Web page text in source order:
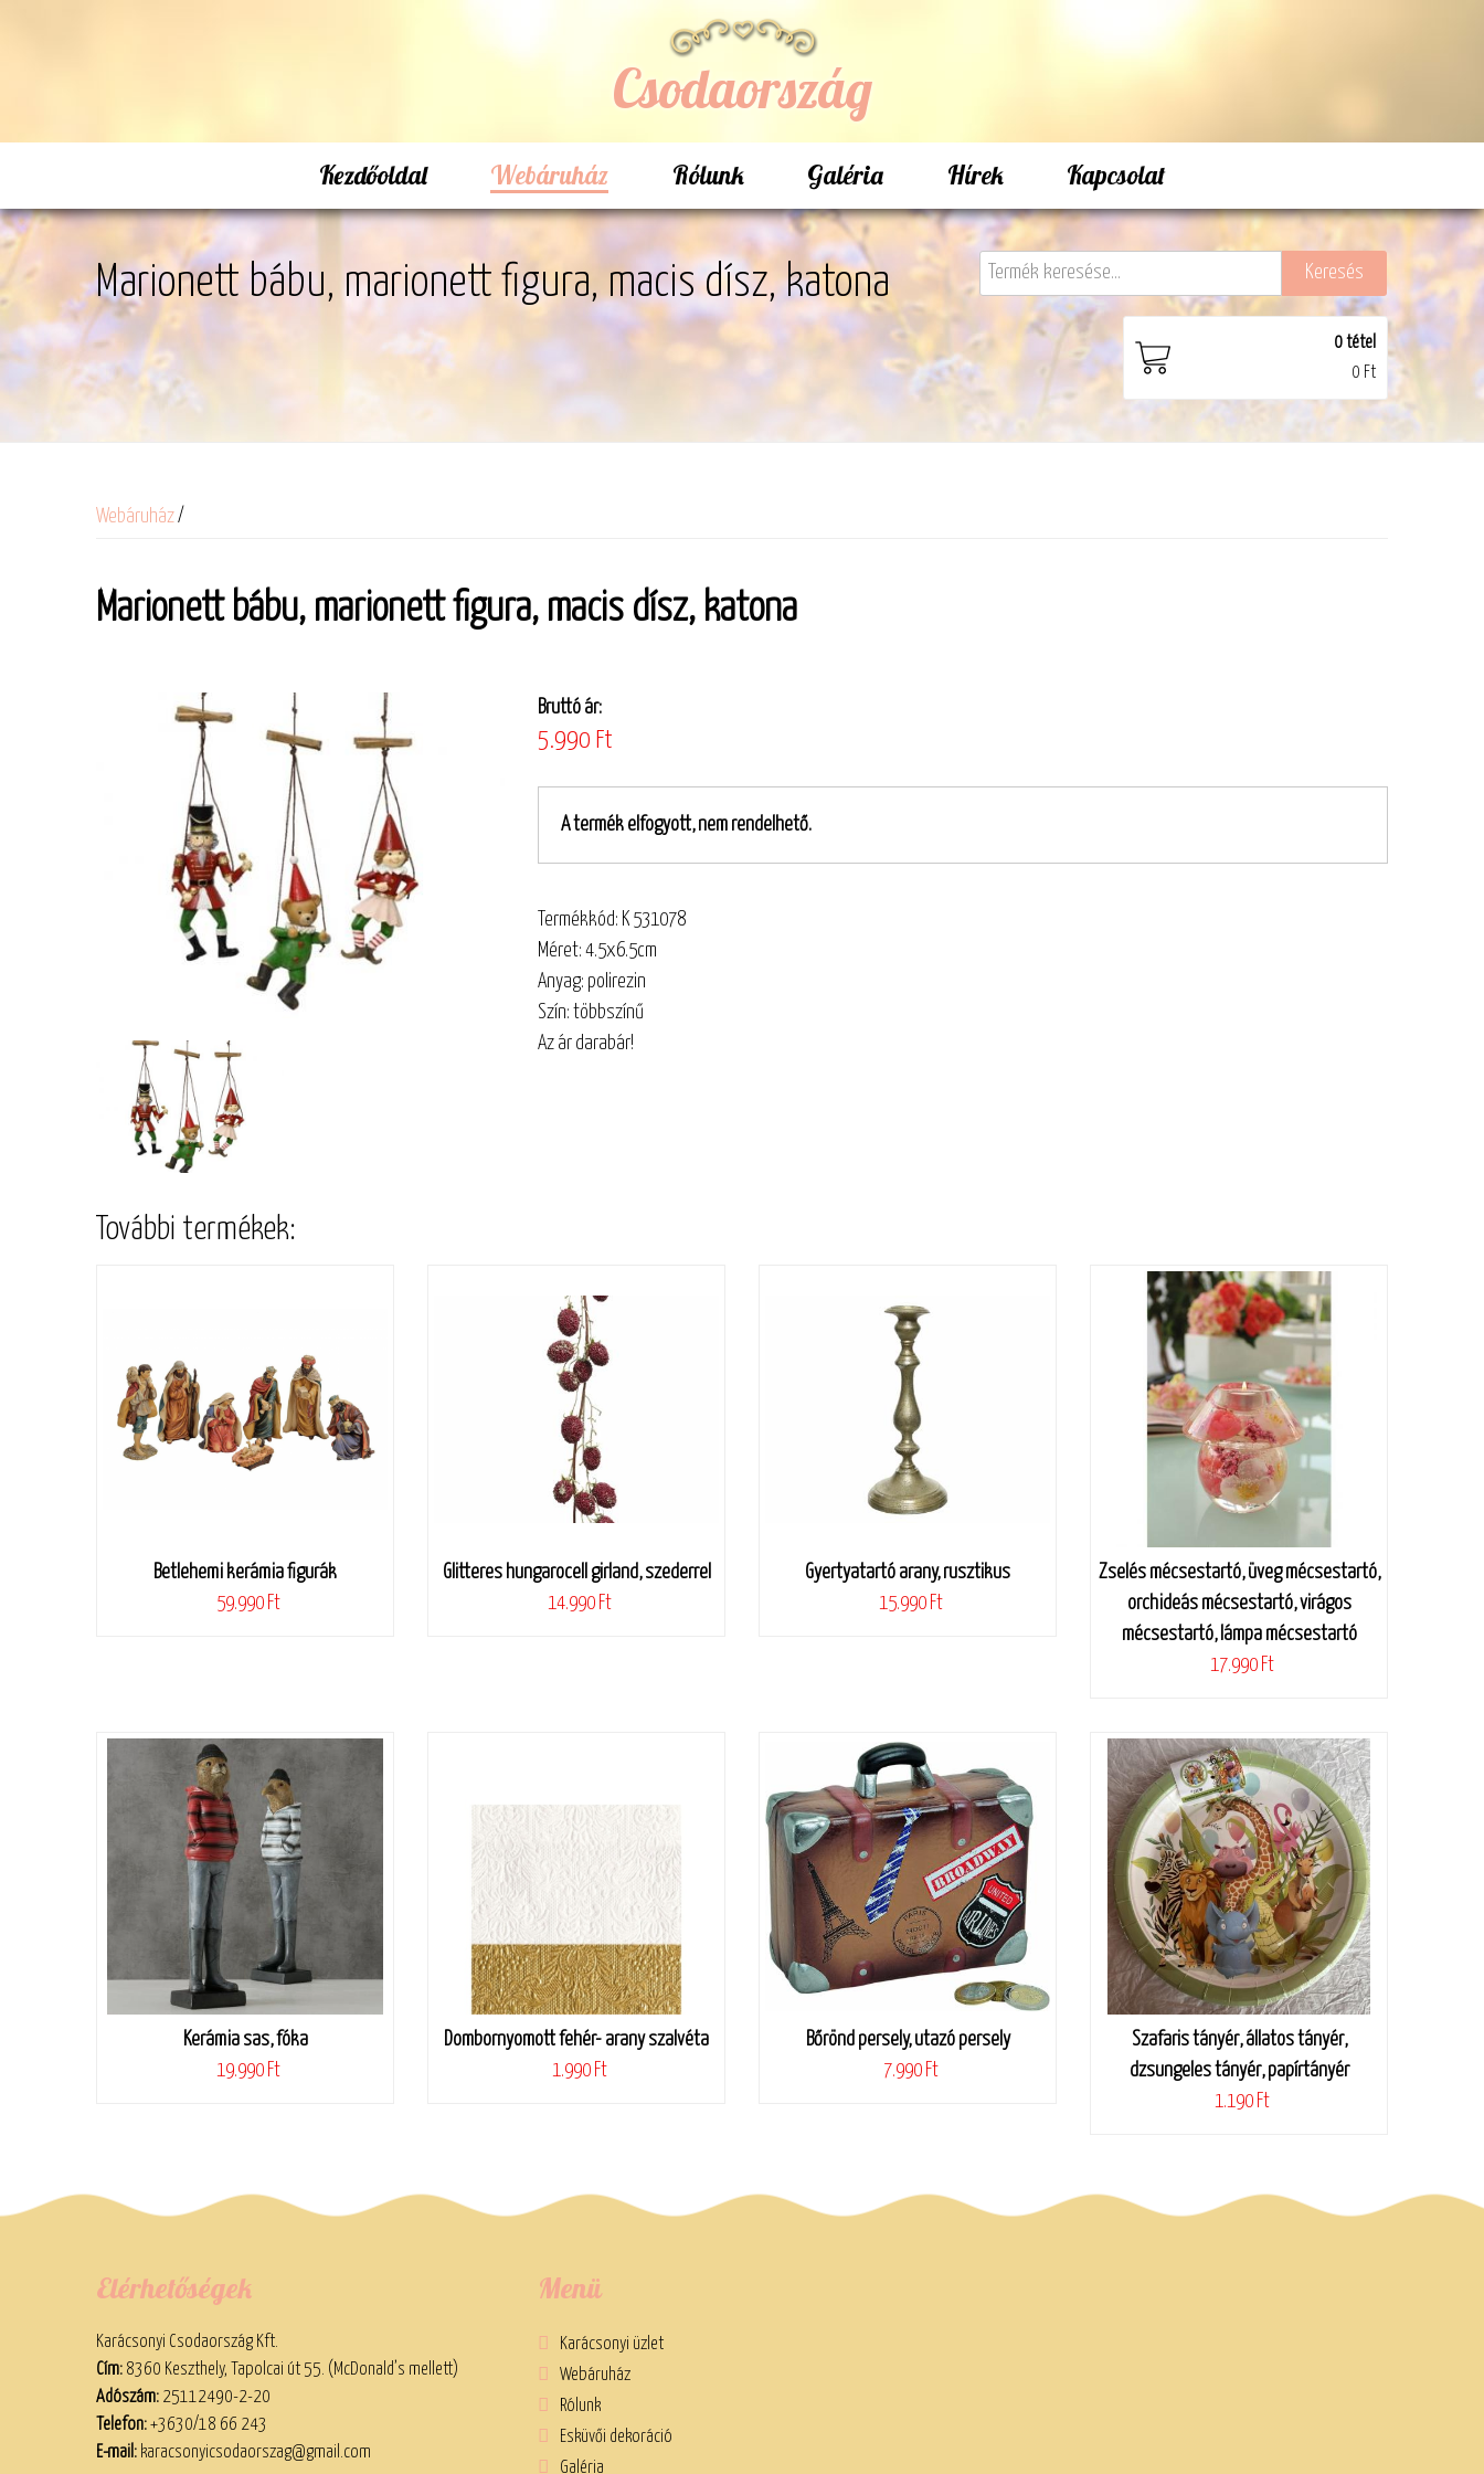
Csodaország
Kezdőoldal Webáruház Rólunk Galéria Hírek Kapcsolat
Marionett bábu, marionett figura, macis dísz, katona
0tétel
0 Ft
Webáruház/
Marionett bábu, marionett figura, macis dísz, katona
Bruttó ár:
5.990 Ft
A termék elfogyott, nem rendelhető.
Termékkód: K 531078
Méret: 4.5x6.5cm
Anyag: polirezin
Szín: többszínű
Az ár darabár!
További termékek:
Betlehemi kerámia figurák
59.990 Ft
Glitteres hungarocell girland, szederrel
14.990 Ft
Gyertyatartó arany, rusztikus
15.990 Ft
Zselés mécsestartó, üveg mécsestartó,
orchideás mécsestartó, virágos
mécsestartó, lámpa mécsestartó
17.990 Ft
Kerámia sas, fóka
19.990 Ft
Dombornyomott fehér- arany szalvéta
1.990 Ft
Bőrönd persely, utazó persely
7.990 Ft
Szafaris tányér, állatos tányér,
dzsungeles tányér, papírtányér
1.190 Ft
Elérhetőségek
Karácsonyi Csodaország Kft.
Cím: 8360 Keszthely, Tapolcai út 55. (McDonald’s mellett)
Adószám: 25112490-2-20
Telefon:+3630/18 66 243
E-mail: karacsonyicsodaorszag@gmail.com
Menü
Karácsonyi üzlet
Webáruház
Rólunk
Esküvői dekoráció
Galéria